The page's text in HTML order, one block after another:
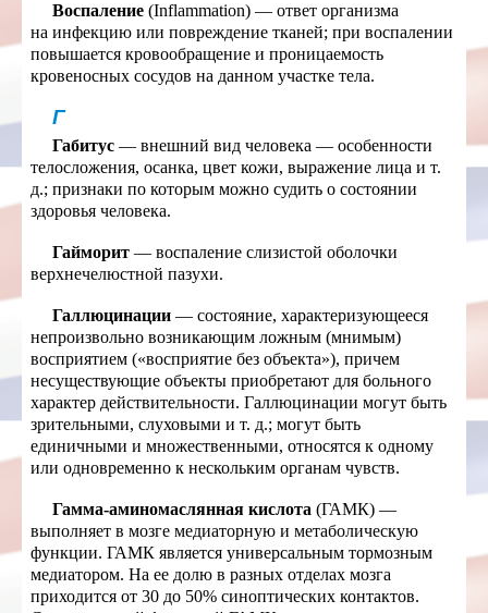
Воспаление (Inflammation) — ответ организма
на инфекцию или повреждение тканей; при воспалении
повышается кровообращение и проницаемость
кровеносных сосудов на данном участке тела.
Г
Габитус — внешний вид человека — особенности
телосложения, осанка, цвет кожи, выражение лица и т.
д.; признаки по которым можно судить о состоянии
здоровья человека.
Гайморит — воспаление слизистой оболочки
верхнечелюстной пазухи.
Галлюцинации — состояние, характеризующееся
непроизвольно возникающим ложным (мнимым)
восприятием («восприятие без объекта»), причем
несуществующие объекты приобретают для больного
характер действительности. Галлюцинации могут быть
зрительными, слуховыми и т. д.; могут быть
единичными и множественными, относятся к одному
или одновременно к нескольким органам чувств.
Гамма-аминомаслянная кислота (ГАМК) —
выполняет в мозге медиаторную и метаболическую
функции. ГАМК является универсальным тормозным
медиатором. На ее долю в разных отделах мозга
приходится от 30 до 50% синоптических контактов.